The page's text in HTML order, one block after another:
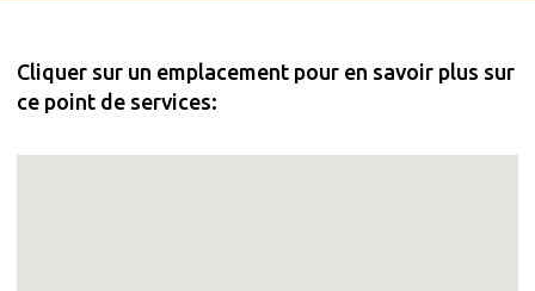
Cliquer sur un emplacement pour en savoir plus sur
ce point de services: